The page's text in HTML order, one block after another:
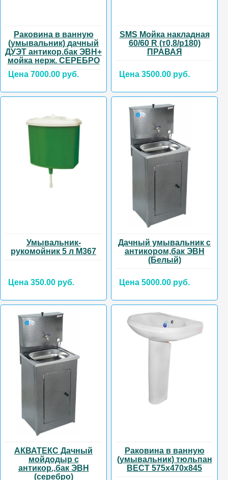
Раковина в ванную
(умывальник) дачный
ДУЭТ антикор.бак ЭВН+
мойка нерж. СЕРЕБРО
Цена 7000.00 руб.
SMS Мойка накладная
60/60 R (т0,8/р180)
ПРАВАЯ
Цена 3500.00 руб.
Умывальник-
рукомойник 5 л М367
Цена 350.00 руб.
Дачный умывальник с
антикором,бак ЭВН
(Белый)
Цена 5000.00 руб.
АКВАТЕКС Дачный
мойдодыр с
антикор.,бак ЭВН
(серебро)
Раковина в ванную
(умывальник) тюльпан
ВЕСТ 575х470х845